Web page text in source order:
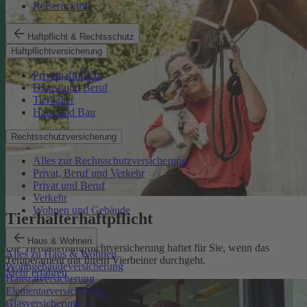
Reiserücktritt
Haftpflicht & Rechtsschutz
Haftpflichtversicherung
Privathaftpflicht
Dienst und Beruf
Tierhalter
Haus und Bau
Rechtsschutzversicherung
Alles zur Rechtsschutzversicherung
Privat, Beruf und Verkehr
Privat und Beruf
Verkehr
Wohnen und Gebäude
Haus & Wohnen
Alles zu Haus & Wohnen
Wohngebäudeversicherung
Hausratversicherung
Elementarversicherung
Glasversicherung
Tierhalterhaftpflicht
Die Tierhalterhaftpflichtversicherung haftet für Sie, wenn das
Temperament mit Ihrem Vierbeiner durchgeht.
Mehr erfahren